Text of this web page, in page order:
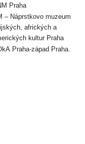
Praha
– Náprstkovo muzeum
afrických a
kultur Praha
Praha-západ Praha.